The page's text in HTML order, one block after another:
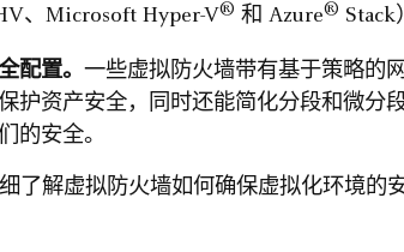
、Microsoft Hyper-V® 和 Azure® Stack
配置。
一些虚拟防火墙带有基于策略的
护资产安全，同时还能简化分段和微分
的安全。
了解虚拟防火墙如何确保虚拟化环境的